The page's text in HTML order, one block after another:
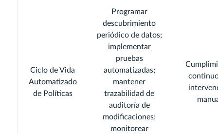
Ciclo de Vida
Automatizado
de Políticas
Programar
descubrimiento
periódico de datos;
implementar
pruebas
automatizadas;
mantener
trazabilidad de
auditoría de
modificaciones;
monitorear